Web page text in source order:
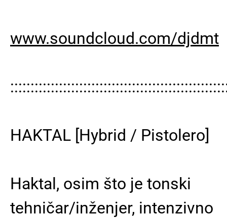
www.soundcloud.com/djdmt
HAKTAL [Hybrid / Pistolero]
Haktal, osim što je tonski
tehničar/inženjer, intenzivno